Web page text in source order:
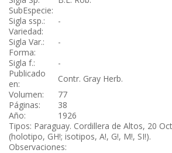
SubEspecie:
Sigla ssp.:
-
Variedad:
Sigla Var.:
-
Forma:
Sigla f.:
-
Publicado
en:
Contr. Gray Herb.
Volumen:
77
Páginas:
38
Año:
1926
Tipos: Paraguay. Cordillera de Altos, 20
(holotipo, GH!; isotipos, A!, G!, M!, SI!).
Observaciones: